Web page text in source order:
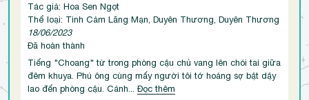
Tác giả: Hoa Sen Ngọt
Thể loại: Tình Cảm Lãng Mạn, Duyên Thương, Duyên Thương
18/06/2023
Đã hoàn thành
Tiếng "Choang" từ trong phòng cậu chủ vang lên chói tai giữa
đêm khuya. Phú ông cùng mấy người tôi tớ hoảng sợ bật dậy
lao đến phòng cậu. Cảnh... Đọc thêm